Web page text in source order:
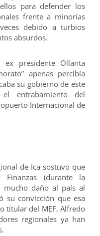
para defender los
frente a minorías
debido a turbios
absurdos.
presidente Ollanta
apenas percibía
su gobierno de este
entrabamiento del
Internacional de
de Ica sostuvo que
(durante la
mucho daño al país al
su convicción que esa
titular del MEF, Alfredo
regionales ya han